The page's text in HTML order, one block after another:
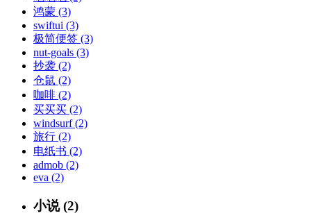
鸿蒙 (3)
swiftui (3)
极简便签 (3)
nut-goals (3)
抄袭 (2)
仓鼠 (2)
咖啡 (2)
买买买 (2)
windsurf (2)
旅行 (2)
电纸书 (2)
admob (2)
eva (2)
小说 (2)